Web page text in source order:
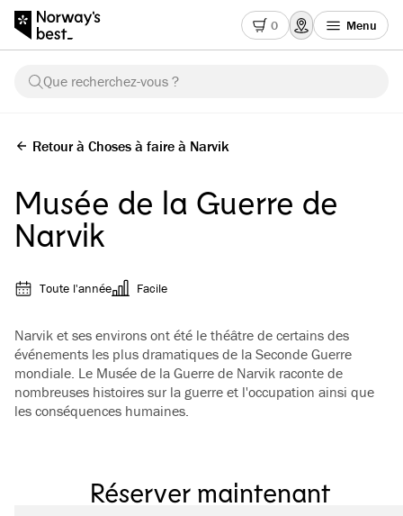
0 Menu
Que recherchez-vous ?
Retour à Choses à faire à Narvik
Musée de la Guerre de
Narvik
Toute l'année Facile
Narvik et ses environs ont été le théâtre de certains des
événements les plus dramatiques de la Seconde Guerre
mondiale. Le Musée de la Guerre de Narvik raconte de
nombreuses histoires sur la guerre et l'occupation ainsi que
les conséquences humaines.
Réserver maintenant